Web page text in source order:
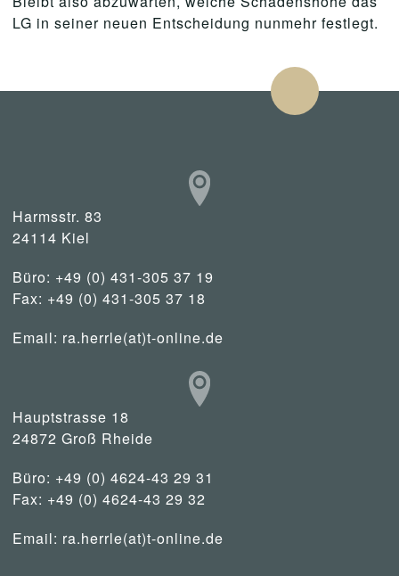
LG in seiner neuen Entscheidung nunmehr festlegt.
Harmsstr. 83
24114 Kiel
Büro: +49 (0) 431-305 37 19
Fax: +49 (0) 431-305 37 18
Email: ra.herrle(at)t-online.de
Hauptstrasse 18
24872 Groß Rheide
Büro: +49 (0) 4624-43 29 31
Fax: +49 (0) 4624-43 29 32
Email: ra.herrle(at)t-online.de